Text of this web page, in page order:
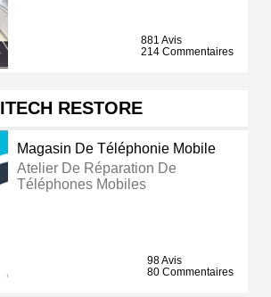
881 Avis
214 Commentaires
ITECH RESTORE
Magasin De Téléphonie Mobile
Atelier De Réparation De
Téléphones Mobiles
98 Avis
80 Commentaires